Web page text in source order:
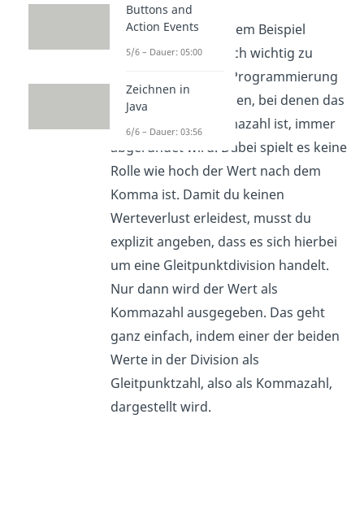
Bevor wir uns an einem Beispiel
versuchen, ist es noch wichtig zu
wissen, dass in der Programmierung
bei Ganzzahldivisionen, bei denen das
Ergebnis eine Kommazahl ist, immer
abgerundet wird. Dabei spielt es keine
Rolle wie hoch der Wert nach dem
Komma ist. Damit du keinen
Werteverlust erleidest, musst du
explizit angeben, dass es sich hierbei
um eine Gleitpunktdivision handelt.
Nur dann wird der Wert als
Kommazahl ausgegeben. Das geht
ganz einfach, indem einer der beiden
Werte in der Division als
Gleitpunktzahl, also als Kommazahl,
dargestellt wird.
Buttons and
Action Events
5/6 – Dauer: 05:00
Zeichnen in
Java
6/6 – Dauer: 03:56